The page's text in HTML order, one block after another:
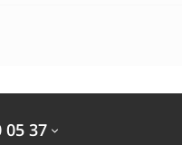
05 37